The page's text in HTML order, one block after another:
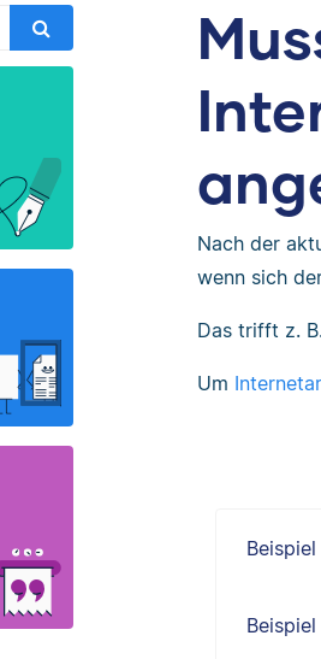
Nach der
wenn sich
Das trifft z.
Um